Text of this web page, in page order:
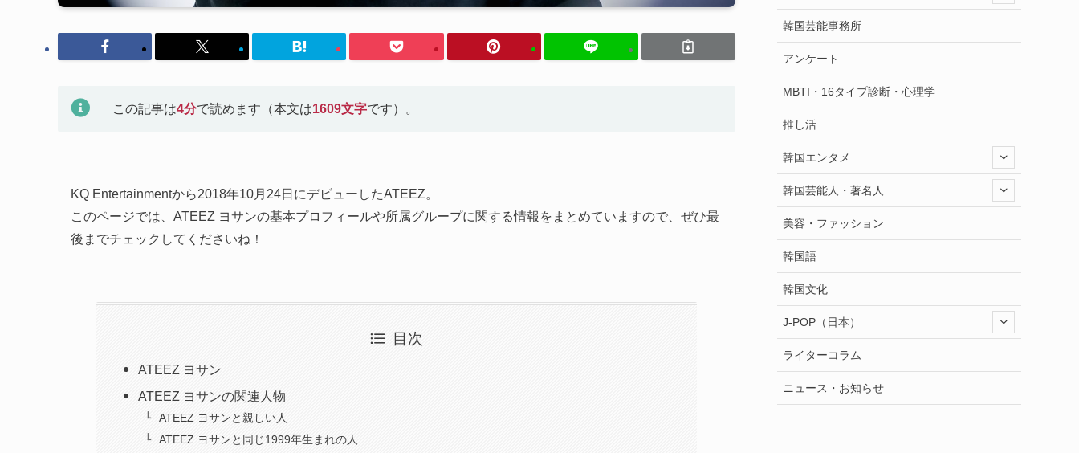
この記事は4分で読めます（本文は1609文字です）。
KQ Entertainmentから2018年10月24日にデビューしたATEEZ。
このページでは、ATEEZ ヨサンの基本プロフィールや所属グループに関する情報をまとめていますので、ぜひ最
後までチェックしてくださいね！
目次
ATEEZ ヨサン
ATEEZ ヨサンの関連人物
ATEEZ ヨサンと親しい人
ATEEZ ヨサンと同じ1999年生まれの人
韓国芸能事務所
アンケート
MBTI・16タイプ診断・心理学
推し活
韓国エンタメ
韓国芸能人・著名人
美容・ファッション
韓国語
韓国文化
J-POP（日本）
ライターコラム
ニュース・お知らせ